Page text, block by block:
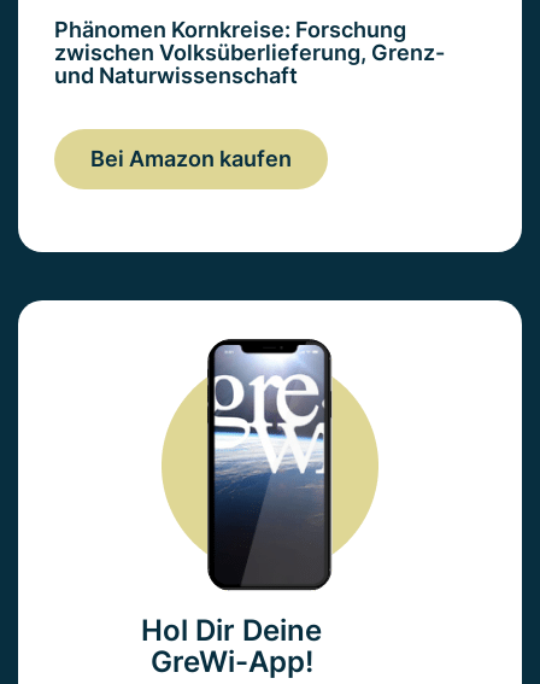
Phänomen Kornkreise: Forschung
zwischen Volksüberlieferung, Grenz-
und Naturwissenschaft
Bei Amazon kaufen
Hol Dir Deine
GreWi-App!